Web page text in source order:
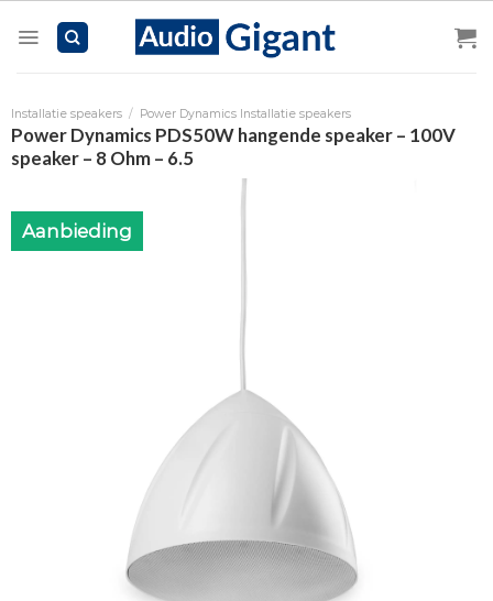
Installatie speakers / Power Dynamics Installatie speakers
Power Dynamics PDS50W hangende speaker – 100V
speaker – 8 Ohm – 6.5
Aanbieding